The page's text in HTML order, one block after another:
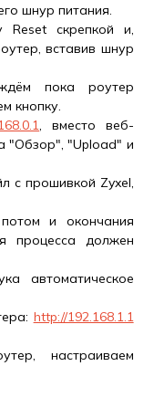
шнур питания.
скрепкой и,
вставив шнур
пока роутер
кнопку.
, вместо веб-
"Обзор", "Upload" и
с прошивкой Zyxel,
и окончания
процесса должен
автоматическое
http://192.168.1.1
настраиваем